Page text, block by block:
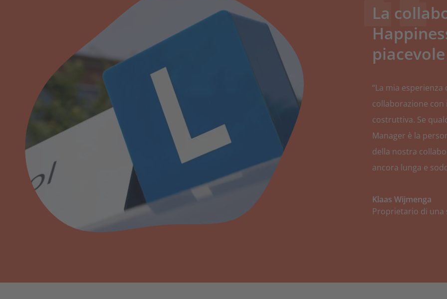
La
“La mia
collaborazione con
costruttiva. Se
Manager è la
della nostra
ancora lunga e
Klaas Wijmenga
Proprietario di una